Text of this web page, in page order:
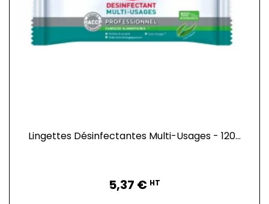
Lingettes Désinfectantes Multi-Usages - 120...
5,37 € HT